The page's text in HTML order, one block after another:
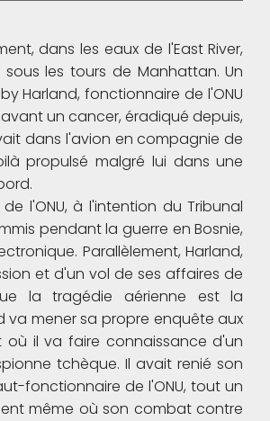
dans les eaux de l'East River,
les tours de Manhattan. Un
Harland, fonctionnaire de l'ONU
un cancer, éradiqué depuis,
dans l'avion en compagnie de
propulsé malgré lui dans une
l'ONU, à l'intention du Tribunal
pendant la guerre en Bosnie,
Parallèlement, Harland,
et d'un vol de ses affaires de
la tragédie aérienne est la
va mener sa propre enquête aux
où il va faire connaissance d'un
tchèque. Il avait renié son
fonctionnaire de l'ONU, tout un
même où son combat contre